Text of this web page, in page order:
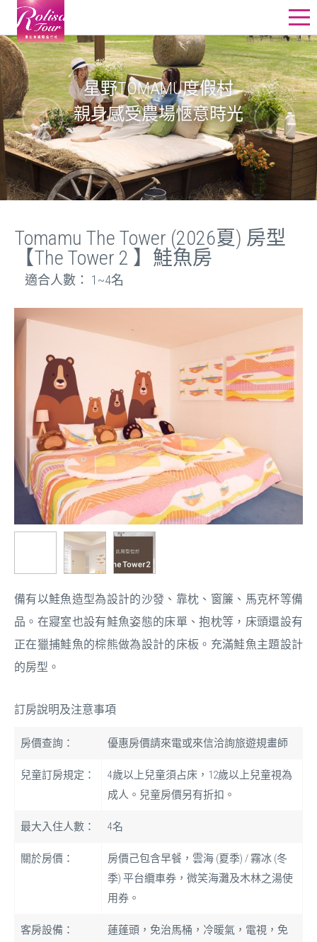
星野飯店訂房
星野行程
星野教堂婚禮
星野團體
其他精選行程
線上詢價
星野TOMAMU度假村
親身感受農場愜意時光
Tomamu The Tower (2026夏) 房型
【The Tower 2 】鮭魚房
適合人數： 1~4名
備有以鮭魚造型為設計的沙發、靠枕、窗簾、馬克杯等備
品。在寢室也設有鮭魚姿態的床單、抱枕等，床頭還設有
正在獵捕鮭魚的棕熊做為設計的床板。充滿鮭魚主題設計
的房型。
訂房說明及注意事項
房價查詢： 優惠房價請來電或來信洽詢旅遊規畫師
兒童訂房規定：
4歲以上兒童須占床，12歲以上兒童視為
成人。兒童房價另有折扣。
最大入住人數： 4名
關於房價：
房價己包含早餐，雲海 (夏季) / 霧冰 (冬
季) 平台纜車券，微笑海灘及木林之湯使
用券。
客房設備：
蓮蓬頭，免治馬桶，冷暖氣，電視，免